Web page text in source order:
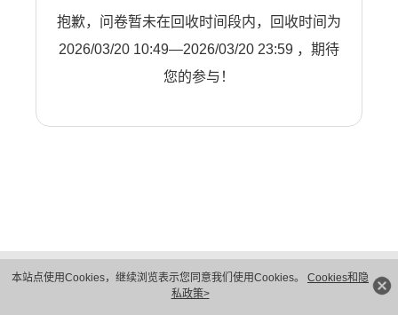
本站点使用Cookies，继续浏览表示您同意我们使用Cookies。 Cookies和隐
私政策>
抱歉，问卷暂未在回收时间段内，回收时间为
2026/03/20 10:49—2026/03/20 23:59 ，期待
您的参与！
隐私保护
法律声明